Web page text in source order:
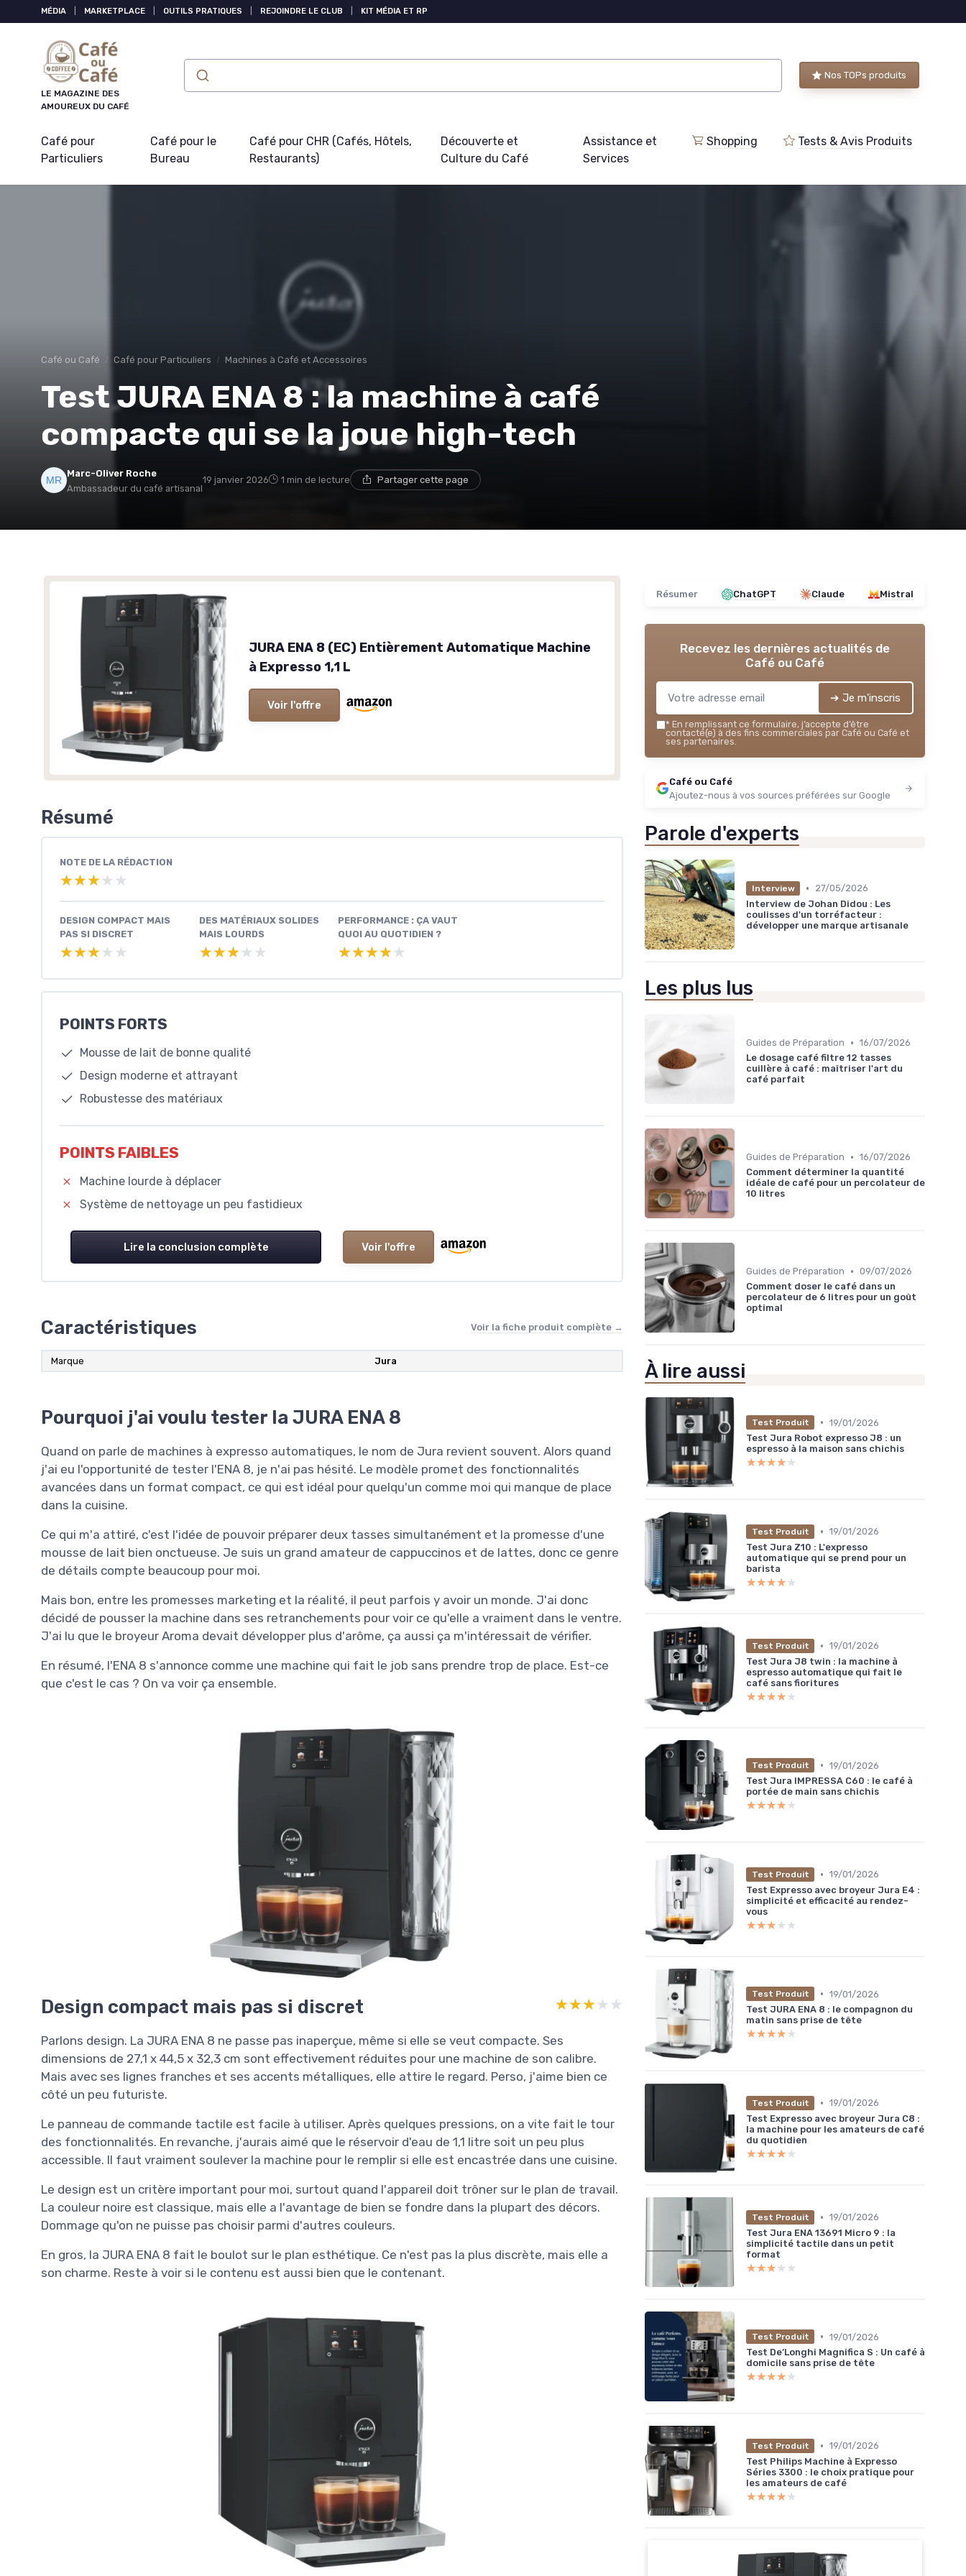
MÉDIA MARKETPLACE OUTILS PRATIQUES REJOINDRE LE CLUB KIT MÉDIA ET RP
LE MAGAZINE DES
AMOUREUX DU CAFÉ
Nos TOPs produits
Café pour
Particuliers
Café pour le
Bureau
Café pour CHR (Cafés, Hôtels,
Restaurants)
Découverte et
Culture du Café
Assistance et
Services
Shopping Tests & Avis Produits
Café ou Café Café pour Particuliers Machines à Café et Accessoires
Test JURA ENA 8 : la machine à café
compacte qui se la joue high-tech
Marc-Oliver Roche
Ambassadeur du café artisanal
19 janvier 2026 1 min de lecture Partager cette page
JURA ENA 8 (EC) Entièrement Automatique Machine
à Expresso 1,1 L
Voir l'offre
Résumé
NOTE DE LA RÉDACTION
★★★★★
★★★★★
DESIGN COMPACT MAIS
PAS SI DISCRET
★★★★★
★★★★★
DES MATÉRIAUX SOLIDES
MAIS LOURDS
★★★★★
★★★★★
PERFORMANCE : ÇA VAUT
QUOI AU QUOTIDIEN ?
★★★★★
★★★★★
POINTS FORTS
Mousse de lait de bonne qualité
Design moderne et attrayant
Robustesse des matériaux
POINTS FAIBLES
Machine lourde à déplacer
Système de nettoyage un peu fastidieux
Lire la conclusion complète Voir l'offre
Caractéristiques Voir la fiche produit complète →
Marque ‎Jura
Pourquoi j'ai voulu tester la JURA ENA 8
Quand on parle de machines à expresso automatiques, le nom de Jura revient souvent. Alors quand
j'ai eu l'opportunité de tester l'ENA 8, je n'ai pas hésité. Le modèle promet des fonctionnalités
avancées dans un format compact, ce qui est idéal pour quelqu'un comme moi qui manque de place
dans la cuisine.
Ce qui m'a attiré, c'est l'idée de pouvoir préparer deux tasses simultanément et la promesse d'une
mousse de lait bien onctueuse. Je suis un grand amateur de cappuccinos et de lattes, donc ce genre
de détails compte beaucoup pour moi.
Mais bon, entre les promesses marketing et la réalité, il peut parfois y avoir un monde. J'ai donc
décidé de pousser la machine dans ses retranchements pour voir ce qu'elle a vraiment dans le ventre.
J'ai lu que le broyeur Aroma devait développer plus d'arôme, ça aussi ça m'intéressait de vérifier.
En résumé, l'ENA 8 s'annonce comme une machine qui fait le job sans prendre trop de place. Est-ce
que c'est le cas ? On va voir ça ensemble.
Design compact mais pas si discret ★★★★★
★★★★★
Parlons design. La JURA ENA 8 ne passe pas inaperçue, même si elle se veut compacte. Ses
dimensions de 27,1 x 44,5 x 32,3 cm sont effectivement réduites pour une machine de son calibre.
Mais avec ses lignes franches et ses accents métalliques, elle attire le regard. Perso, j'aime bien ce
côté un peu futuriste.
Le panneau de commande tactile est facile à utiliser. Après quelques pressions, on a vite fait le tour
des fonctionnalités. En revanche, j'aurais aimé que le réservoir d'eau de 1,1 litre soit un peu plus
accessible. Il faut vraiment soulever la machine pour le remplir si elle est encastrée dans une cuisine.
Le design est un critère important pour moi, surtout quand l'appareil doit trôner sur le plan de travail.
La couleur noire est classique, mais elle a l'avantage de bien se fondre dans la plupart des décors.
Dommage qu'on ne puisse pas choisir parmi d'autres couleurs.
En gros, la JURA ENA 8 fait le boulot sur le plan esthétique. Ce n'est pas la plus discrète, mais elle a
son charme. Reste à voir si le contenu est aussi bien que le contenant.
Résumer ChatGPT Claude Mistral
Recevez les dernières actualités de
Café ou Café
➔ Je m'inscris
* En remplissant ce formulaire, j’accepte d’être
contacté(e) à des fins commerciales par Café ou Café et
ses partenaires.
Café ou Café
Ajoutez-nous à vos sources préférées sur Google
Parole d'experts
Interview •
27/05/2026
Interview de Johan Didou : Les
coulisses d'un torréfacteur :
développer une marque artisanale
Les plus lus
Guides de Préparation • 16/07/2026
Le dosage café filtre 12 tasses
cuillère à café : maîtriser l'art du
café parfait
Guides de Préparation • 16/07/2026
Comment déterminer la quantité
idéale de café pour un percolateur de
10 litres
Guides de Préparation • 09/07/2026
Comment doser le café dans un
percolateur de 6 litres pour un goût
optimal
À lire aussi
Test Produit • 19/01/2026
Test Jura Robot expresso J8 : un
espresso à la maison sans chichis
★★★★★
★★★★★
Test Produit • 19/01/2026
Test Jura Z10 : L'expresso
automatique qui se prend pour un
barista
★★★★★
★★★★★
Test Produit • 19/01/2026
Test Jura J8 twin : la machine à
espresso automatique qui fait le
café sans fioritures
★★★★★
★★★★★
Test Produit • 19/01/2026
Test Jura IMPRESSA C60 : le café à
portée de main sans chichis
★★★★★
★★★★★
Test Produit • 19/01/2026
Test Expresso avec broyeur Jura E4 :
simplicité et efficacité au rendez-
vous
★★★★★
★★★★★
Test Produit • 19/01/2026
Test JURA ENA 8 : le compagnon du
matin sans prise de tête
★★★★★
★★★★★
Test Produit • 19/01/2026
Test Expresso avec broyeur Jura C8 :
la machine pour les amateurs de café
du quotidien
★★★★★
★★★★★
Test Produit • 19/01/2026
Test Jura ENA 13691 Micro 9 : la
simplicité tactile dans un petit
format
★★★★★
★★★★★
Test Produit • 19/01/2026
Test De’Longhi Magnifica S : Un café à
domicile sans prise de tête
★★★★★
★★★★★
Test Produit • 19/01/2026
Test Philips Machine à Expresso
Séries 3300 : le choix pratique pour
les amateurs de café
★★★★★
★★★★★
Panneau de gestion des cookies